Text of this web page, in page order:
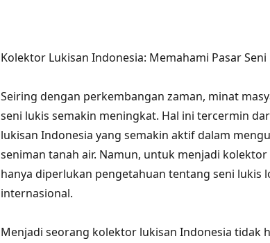
Kolektor Lukisan Indonesia: Memahami Pasar
Seiring dengan perkembangan zaman, minat
seni lukis semakin meningkat. Hal ini tercermin
lukisan Indonesia yang semakin aktif dalam
seniman tanah air. Namun, untuk menjadi
hanya diperlukan pengetahuan tentang seni lukis
internasional.
Menjadi seorang kolektor lukisan Indonesia tidak